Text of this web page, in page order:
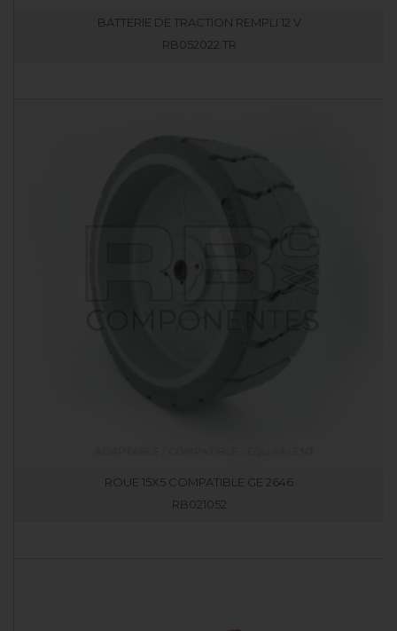
BATTERIE DE TRACTION REMPLI 12 V
RB052022.TR
ROUE 15X5 COMPATIBLE GE 2646
RB021052